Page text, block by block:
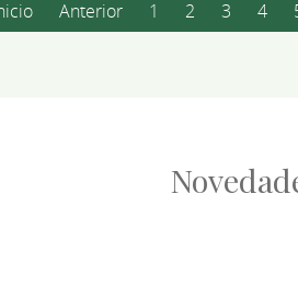
Anterior 1 2 3 4